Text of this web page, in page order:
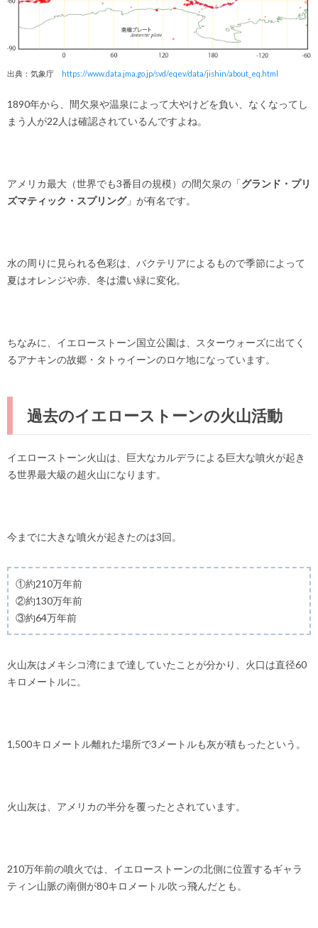
出典：気象庁 https://www.data.jma.go.jp/svd/eqev/data/jishin/about_eq.html
1890年から、間欠泉や温泉によって大やけどを負い、なくなってし
まう人が22人は確認されているんですよね。
アメリカ最大（世界でも3番目の規模）の間欠泉の「グランド・プリ
ズマティック・スプリング」が有名です。
水の周りに見られる色彩は、バクテリアによるもので季節によって
夏はオレンジや赤、冬は濃い緑に変化。
ちなみに、イエローストーン国立公園は、スターウォーズに出てく
るアナキンの故郷・タトゥイーンのロケ地になっています。
過去のイエローストーンの火山活動
イエローストーン火山は、巨大なカルデラによる巨大な噴火が起き
る世界最大級の超火山になります。
今までに大きな噴火が起きたのは3回。
①約210万年前
②約130万年前
③約64万年前
火山灰はメキシコ湾にまで達していたことが分かり、火口は直径60
キロメートルに。
1,500キロメートル離れた場所で3メートルも灰が積もったという。
火山灰は、アメリカの半分を覆ったとされています。
210万年前の噴火では、イエローストーンの北側に位置するギャラ
ティン山脈の南側が80キロメートル吹っ飛んだとも。